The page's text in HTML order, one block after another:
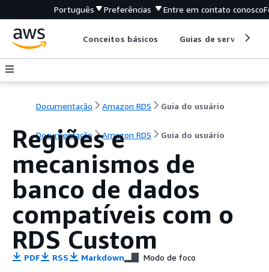
Português Preferências Entre em contato conosco
Conceitos básicos Guias de serviço
Documentação Amazon RDS Guia do usuário
Documentação Amazon RDS Guia do usuário
Regiões e
mecanismos de
banco de dados
compatíveis com o
RDS Custom
PDF RSS Markdown Modo de foco